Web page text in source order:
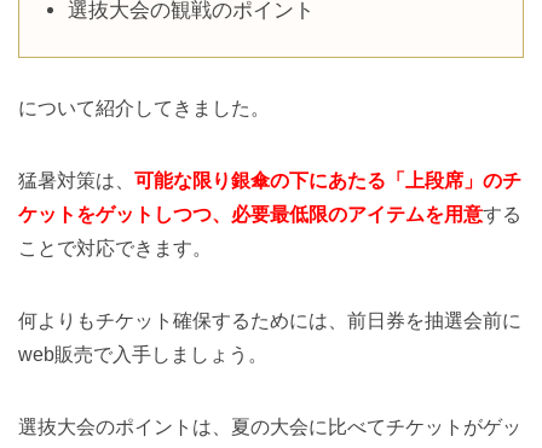
選抜大会の観戦のポイント
について紹介してきました。
猛暑対策は、 可能な限り銀傘の下にあたる「上段席」のチ
ケットをゲットしつつ、必要最低限のアイテムを用意する
ことで対応できます。
何よりもチケット確保するためには、前日券を抽選会前に
web販売で入手しましょう。
選抜大会のポイントは、夏の大会に比べてチケットがゲッ